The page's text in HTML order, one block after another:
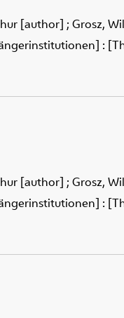
[author] ; Grosz,
:
[author] ; Grosz,
: